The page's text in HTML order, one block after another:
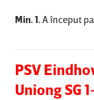
Min. 1.A început
PSV
Uniong SG